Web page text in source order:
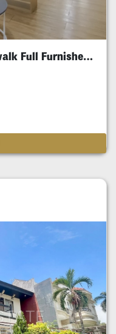
Rumah Citraland Utama Gwalk Full Furnished Murah